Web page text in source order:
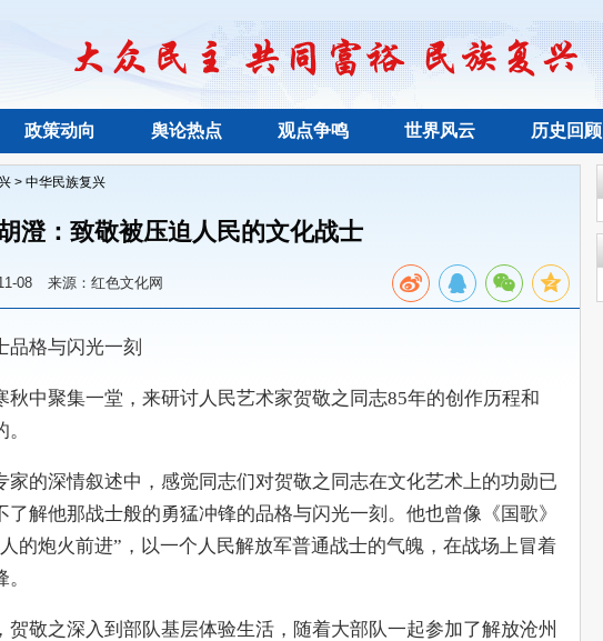
政策动向 舆论热点 观点争鸣 世界风云 历史回顾
> 中华民族复兴
澄：致敬被压迫人民的文化战士
08 来源：红色文化网
格与闪光一刻
中聚集一堂，来研讨人民艺术家贺敬之同志85年的创作历程和
的深情叙述中，感觉同志们对贺敬之同志在文化艺术上的功勋已
解他那战士般的勇猛冲锋的品格与闪光一刻。他也曾像《国歌》
的炮火前进”，以一个人民解放军普通战士的气魄，在战场上冒着
之深入到部队基层体验生活，随着大部队一起参加了解放沧州